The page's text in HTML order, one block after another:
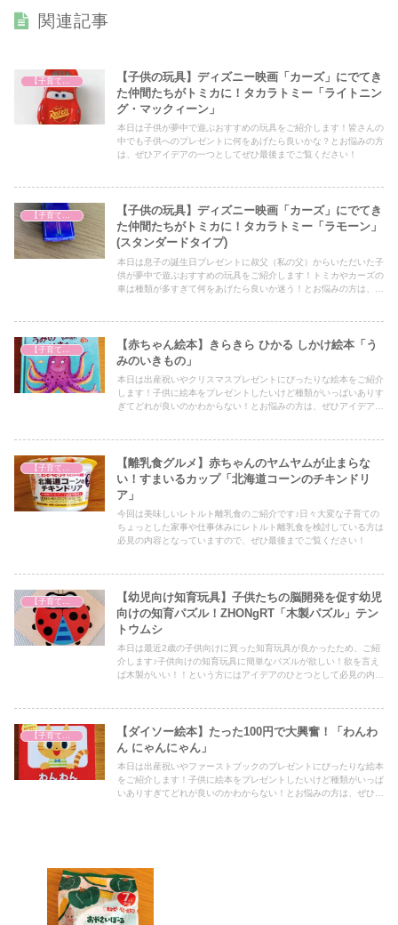
関連記事
【子供の玩具】ディズニー映画「カーズ」にでてき
た仲間たちがトミカに！タカラトミー「ライトニン
グ・マックィーン」
本日は子供が夢中で遊ぶおすすめの玩具をご紹介します！皆さんの
中でも子供へのプレゼントに何をあげたら良いかな？とお悩みの方
は、ぜひアイデアの一つとしてぜひ最後までご覧ください！
【子供の玩具】ディズニー映画「カーズ」にでてき
た仲間たちがトミカに！タカラトミー「ラモーン」
(スタンダードタイプ)
本日は息子の誕生日プレゼントに叔父（私の父）からいただいた子
供が夢中で遊ぶおすすめの玩具をご紹介します！トミカやカーズの
車は種類が多すぎて何をあげたら良いか迷う！とお悩みの方は、ぜ
【赤ちゃん絵本】きらきら ひかる しかけ絵本「う
みのいきもの」
本日は出産祝いやクリスマスプレゼントにぴったりな絵本をご紹介
します！子供に絵本をプレゼントしたいけど種類がいっぱいありす
ぎてどれが良いのかわからない！とお悩みの方は、ぜひアイデアの
【離乳食グルメ】赤ちゃんのヤムヤムが止まらな
い！すまいるカップ「北海道コーンのチキンドリ
ア」
今回は美味しいレトルト離乳食のご紹介です♪日々大変な子育ての
ちょっとした家事や仕事休みにレトルト離乳食を検討している方は
必見の内容となっていますので、ぜひ最後までご覧ください！
【子育て奮闘記】
【幼児向け知育玩具】子供たちの脳開発を促す幼児
向けの知育パズル！ZHONgRT「木製パズル」テン
トウムシ
本日は最近2歳の子供向けに買った知育玩具が良かったため、ご紹
介します♪子供向けの知育玩具に簡単なパズルが欲しい！欲を言え
ば木製がいい！！という方にはアイデアのひとつとして必見の内容
【子育て奮闘記】
【ダイソー絵本】たった100円で大興奮！「わんわ
ん にゃんにゃん」
本日は出産祝いやファーストブックのプレゼントにぴったりな絵本
をご紹介します！子供に絵本をプレゼントしたいけど種類がいっぱ
いありすぎてどれが良いのかわからない！とお悩みの方は、ぜひア